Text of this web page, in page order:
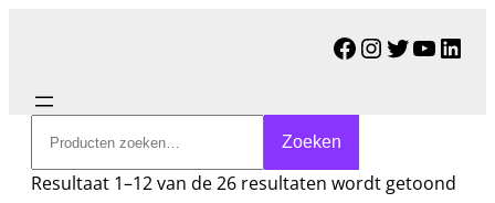
Facebook
Instagram
Twitter
Zoeken
Resultaat 1–12 van de 26 resultaten wordt getoond